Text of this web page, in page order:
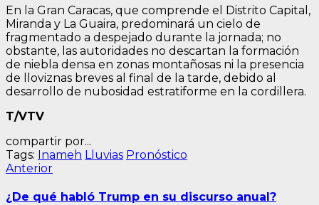
En la Gran Caracas, que comprende el Distrito Capital,
Miranda y La Guaira, predominará un cielo de
fragmentado a despejado durante la jornada; no
obstante, las autoridades no descartan la formación
de niebla densa en zonas montañosas ni la presencia
de lloviznas breves al final de la tarde, debido al
desarrollo de nubosidad estratiforme en la cordillera.
T/VTV
compartir por...
Tags: Inameh Lluvias Pronóstico
Navegación
de
AnteriorEntrada
¿De qué habló Trump en su discurso anual?